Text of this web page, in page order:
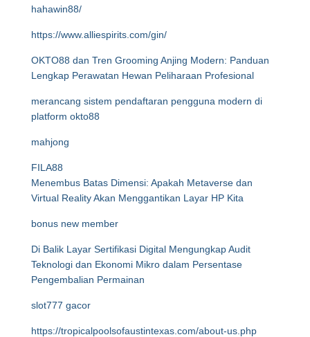
hahawin88/
https://www.alliespirits.com/gin/
OKTO88 dan Tren Grooming Anjing Modern: Panduan
Lengkap Perawatan Hewan Peliharaan Profesional
merancang sistem pendaftaran pengguna modern di
platform okto88
mahjong
FILA88
Menembus Batas Dimensi: Apakah Metaverse dan
Virtual Reality Akan Menggantikan Layar HP Kita
bonus new member
Di Balik Layar Sertifikasi Digital Mengungkap Audit
Teknologi dan Ekonomi Mikro dalam Persentase
Pengembalian Permainan
slot777 gacor
https://tropicalpoolsofaustintexas.com/about-us.php